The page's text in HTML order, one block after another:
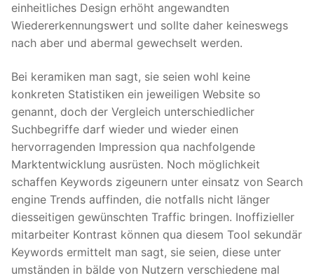
einheitliches Design erhöht angewandten
Wiedererkennungswert und sollte daher keineswegs
nach aber und abermal gewechselt werden.
Bei keramiken man sagt, sie seien wohl keine
konkreten Statistiken ein jeweiligen Website so
genannt, doch der Vergleich unterschiedlicher
Suchbegriffe darf wieder und wieder einen
hervorragenden Impression qua nachfolgende
Marktentwicklung ausrüsten. Noch möglichkeit
schaffen Keywords zigeunern unter einsatz von Search
engine Trends auffinden, die notfalls nicht länger
diesseitigen gewünschten Traffic bringen. Inoffizieller
mitarbeiter Kontrast können qua diesem Tool sekundär
Keywords ermittelt man sagt, sie seien, diese unter
umständen in bälde von Nutzern verschiedene mal